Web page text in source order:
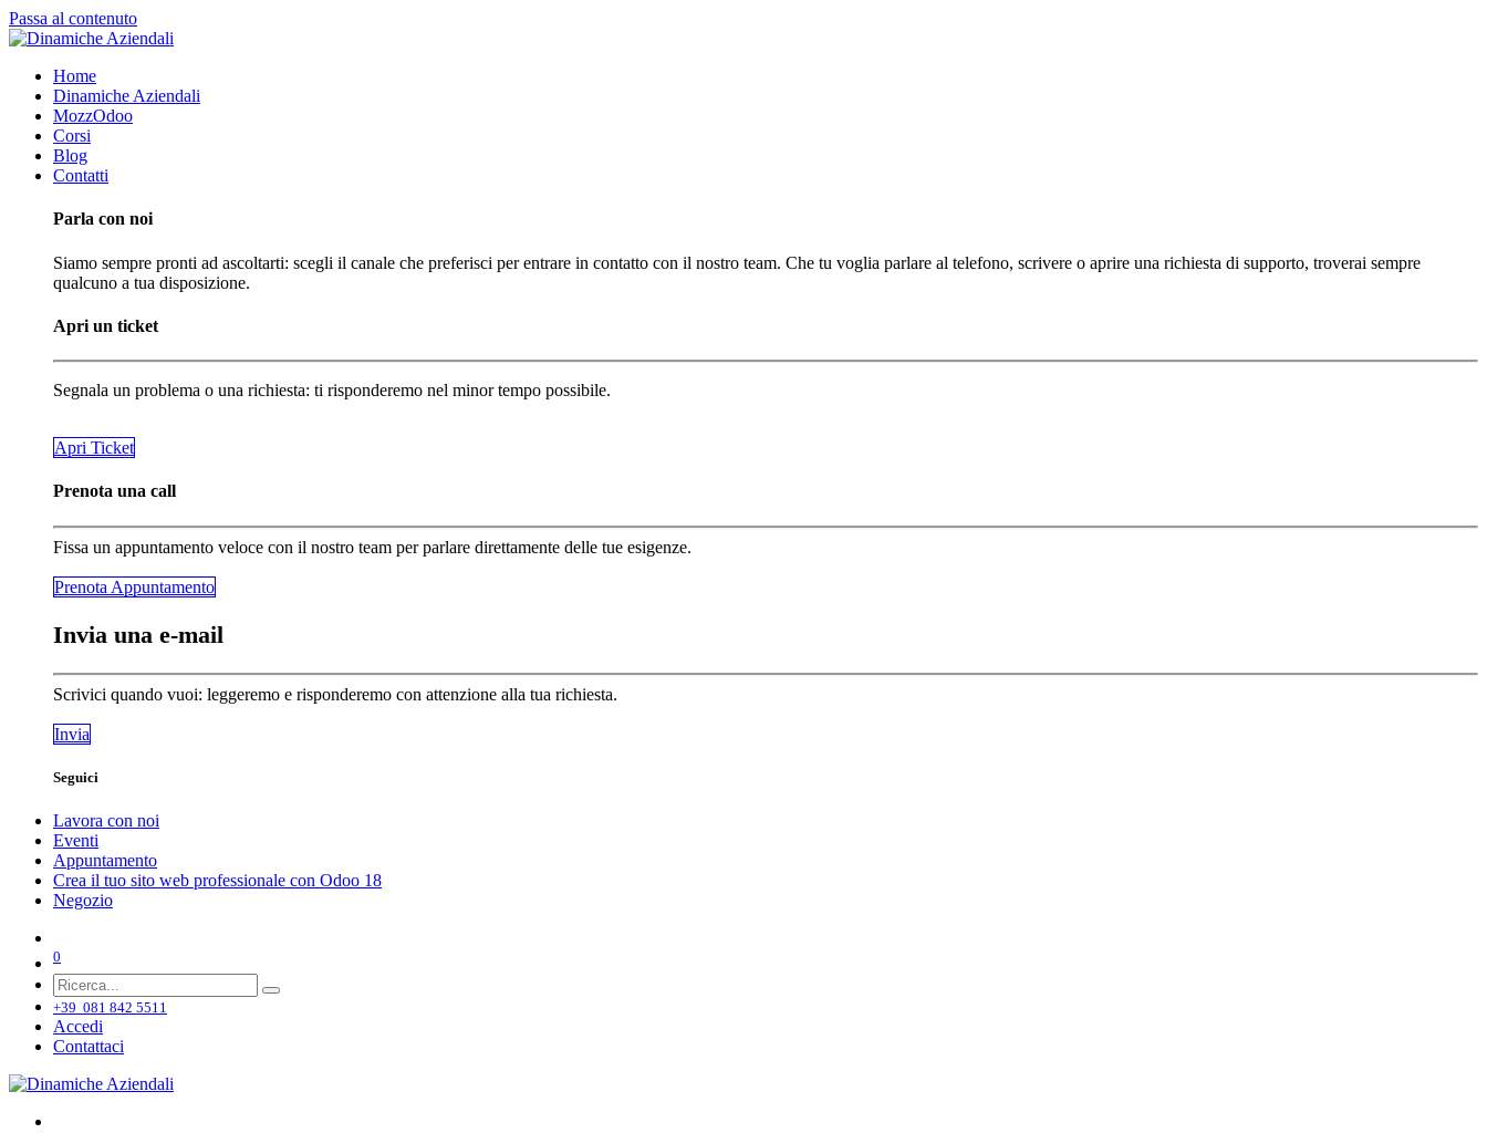
Passa al contenuto
Home
Dinamiche Aziendali
MozzOdoo
Corsi
Blog
Contatti
Parla con noi
Siamo sempre pronti ad ascoltarti: scegli il canale che preferisci per entrare in contatto con il nostro team. Che tu voglia parlare al telefono, scrivere o aprire una richiesta di supporto, troverai sempre
qualcuno a tua disposizione.
Apri un ticket
Segnala un problema o una richiesta: ti risponderemo nel minor tempo possibile.
​​​​Apri Ticket
Prenota una call
Fissa un appuntamento veloce con il nostro team per parlare direttamente delle tue esigenze.
Prenota Appunta​​​​mento
Invia una e-mail
Scrivici quando vuoi: leggeremo e risponderemo con attenzione alla tua richiesta.
Invia
Seguici
Lavora con noi
Eventi
Appuntamento
Crea il tuo sito web professionale con Odoo 18
Negozio
0
+39 081 842 5511
Accedi
Contattaci